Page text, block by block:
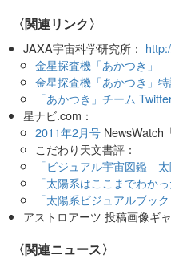
〈関連リンク〉
JAXA宇宙科学研究所：
金星探査機「あかつき」
金星探査機「あかつき」
「あかつき」チーム
星ナビ.com：
2011年2月号NewsWatch
こだわり天文書評：
「ビジュアル宇宙図鑑 太
「太陽系はここまでわかっ
「太陽系ビジュアルブッ
アストロアーツ 投稿画像ギ
〈関連ニュース〉